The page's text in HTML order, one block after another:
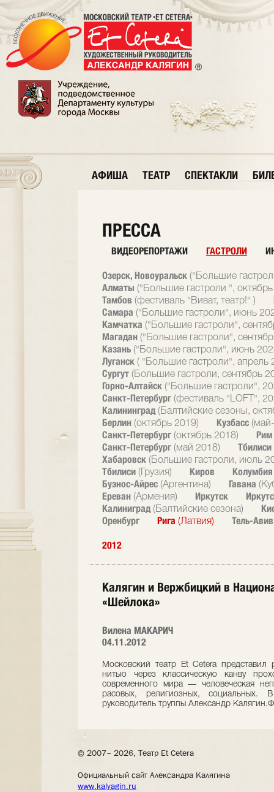
АФИША ТЕАТР СПЕКТАКЛИ
ПРЕССА
ВИДЕОРЕПОРТАЖИ ГАСТРОЛИ
Озерск, Новоуральск ("Большие
Алматы ("Большие гастроли ",
Тамбов (фестиваль "Виват, театр!" )
Самара ("Большие гастроли", июнь
Камчатка ("Большие гастроли",
Магадан ("Большие гастроли",
Казань ("Большие гастроли", июнь
Луганск ( "Большие гастроли", апрель
Сургут (Большие гастроли, сентябрь
Горно-Алтайск ("Большие гастроли",
Санкт-Петербург (фестиваль "LOFT",
Калининград (Балтийские сезоны,
Берлин (октябрь 2019) Кузбасс
Санкт-Петербург (октябрь 2018)
Рим
Санкт-Петербург (май 2018)
Тбилиси
Хабаровск (Большие гастроли, июль
Тбилиси (Грузия) Киров
Буэнос-Айрес (Аргентина) Гавана
Ереван (Армения) Иркутск
Калиниград (Балтийские сезона)
Оренбург
Рига (Латвия) Тель-
2012
Калягин и Вержбицкий в
«Шейлока»
Вилена МАКАРИЧ
04.11.2012
Московский театр Et Cetera
нитью через классическую канву
современного мира — человеческая
расовых, религиозных,
руководитель труппы Александр
© 2007– 2026, Театр Et Cetera
Официальный сайт Александра Калягина
www.kalyagin.ru